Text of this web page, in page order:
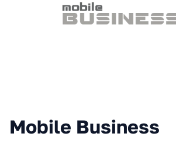
Mobile Business